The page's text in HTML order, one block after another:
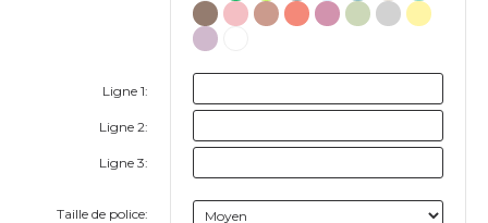
Ligne 1:
Ligne 2:
Ligne 3:
Taille de police: